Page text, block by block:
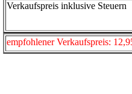
Verkaufspreis inklusive Steuern
empfohlener Verkaufspreis: